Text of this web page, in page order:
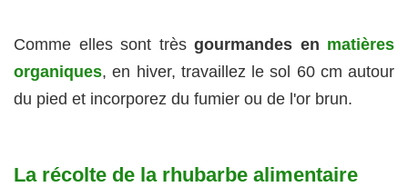
Comme elles sont très gourmandes en matières
organiques, en hiver, travaillez le sol 60 cm autour
du pied et incorporez du fumier ou de l'or brun.
La récolte de la rhubarbe alimentaire